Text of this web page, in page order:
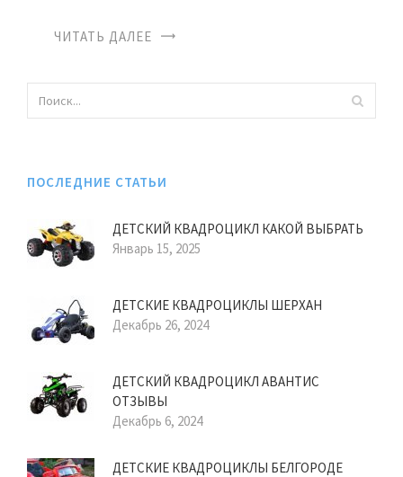
ЧИТАТЬ ДАЛЕЕ
ПОСЛЕДНИЕ СТАТЬИ
ДЕТСКИЙ КВАДРОЦИКЛ КАКОЙ ВЫБРАТЬ
Январь 15, 2025
ДЕТСКИЕ КВАДРОЦИКЛЫ ШЕРХАН
Декабрь 26, 2024
ДЕТСКИЙ КВАДРОЦИКЛ АВАНТИС
ОТЗЫВЫ
Декабрь 6, 2024
ДЕТСКИЕ КВАДРОЦИКЛЫ БЕЛГОРОДЕ